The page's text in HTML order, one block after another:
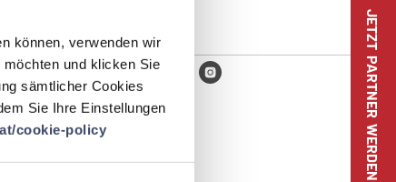
können, verwenden wir
und klicken Sie
sämtlicher Cookies
Sie Ihre Einstellungen
cookie-policy JETZT PARTNER WERDEN